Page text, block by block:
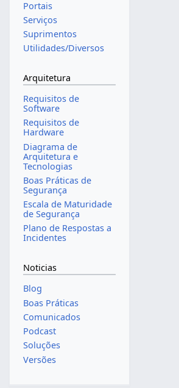
Portais
Serviços
Suprimentos
Utilidades/Diversos
Arquitetura
Requisitos de
Software
Requisitos de
Hardware
Diagrama de
Arquitetura e
Tecnologias
Boas Práticas de
Segurança
Escala de Maturidade
de Segurança
Plano de Respostas a
Incidentes
Noticias
Blog
Boas Práticas
Comunicados
Podcast
Soluções
Versões